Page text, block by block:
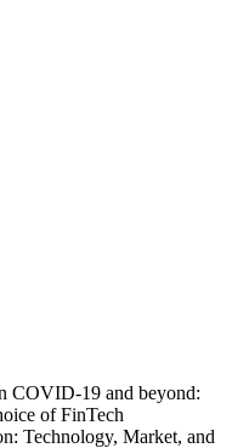
COVID-19 and beyond:
of FinTech
Technology, Market, and